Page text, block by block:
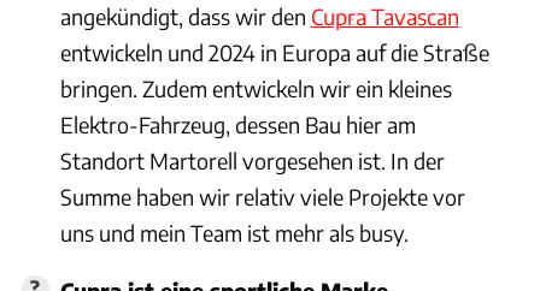
angekündigt, dass wir den Cupra Tavascan
entwickeln und 2024 in Europa auf die Straße
bringen. Zudem entwickeln wir ein kleines
Elektro-Fahrzeug, dessen Bau hier am
Standort Martorell vorgesehen ist. In der
Summe haben wir relativ viele Projekte vor
uns und mein Team ist mehr als busy.